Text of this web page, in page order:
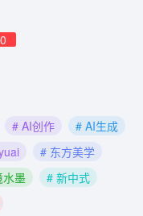
0
# AI创作
# AI生成
# 东方美学
水墨
# 新中式